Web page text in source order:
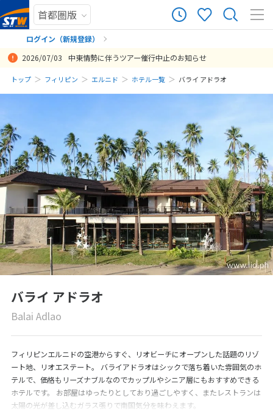
ログイン（新規登録）
まだ履歴がありません
2026/07/03 中東情勢に伴うツアー催行中止のお知らせ
トップ フィリピン エルニド ホテル一覧 バライ アドラオ
バライ アドラオ
Balai Adlao
フィリピンエルニドの空港からすぐ、リオビーチにオープンした話題のリゾ
ート地、リオエステート。 バライアドラオはシックで落ち着いた雰囲気のホ
テルで、価格もリーズナブルなのでカップルやシニア層にもおすすめできる
ホテルです。 お部屋はゆったりとしており過ごしやすく、またレストランは
太陽の光が差し込むガラス張りで南国気分を味わえます。